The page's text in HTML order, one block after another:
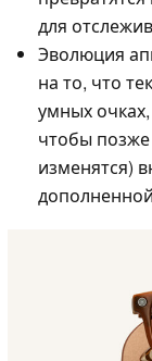
для
Эволюция
на то, что
умных
чтобы позже
изменятся)